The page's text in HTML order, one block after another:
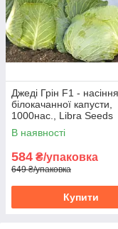
Джеді Грін F1 - насіння
білокачанної капусти,
1000нас., Libra Seeds
В наявності
584 ₴/упаковка
649 ₴/упаковка
Купити